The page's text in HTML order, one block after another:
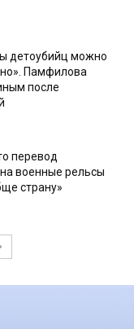
детоубийц можно
Памфилова
после
перевод
военные рельсы
страну»